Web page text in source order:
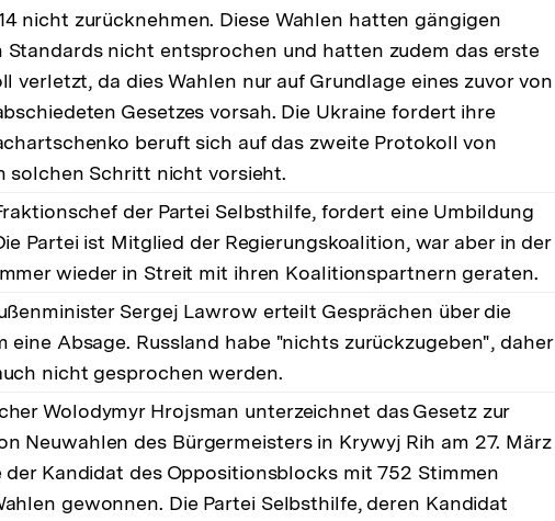
nicht zurücknehmen. Diese Wahlen hatten gängigen
Standards nicht entsprochen und hatten zudem das erste
verletzt, da dies Wahlen nur auf Grundlage eines zuvor von
Gesetzes vorsah. Die Ukraine fordert ihre
beruft sich auf das zweite Protokoll von
solchen Schritt nicht vorsieht.
der Partei Selbsthilfe, fordert eine Umbildung
Partei ist Mitglied der Regierungskoalition, war aber in der
wieder in Streit mit ihren Koalitionspartnern geraten.
Sergej Lawrow erteilt Gesprächen über die
eine Absage. Russland habe "nichts zurückzugeben", daher
nicht gesprochen werden.
Wolodymyr Hrojsman unterzeichnet das Gesetz zur
Neuwahlen des Bürgermeisters in Krywyj Rih am 27. März
der Kandidat des Oppositionsblocks mit 752 Stimmen
gewonnen. Die Partei Selbsthilfe, deren Kandidat